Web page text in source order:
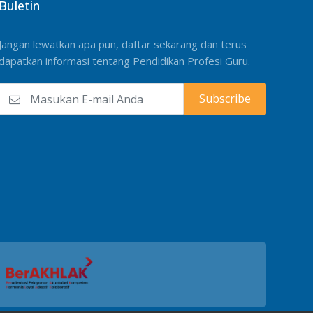
lewatkan apa pun, daftar sekarang dan terus
informasi tentang Pendidikan Profesi Guru.